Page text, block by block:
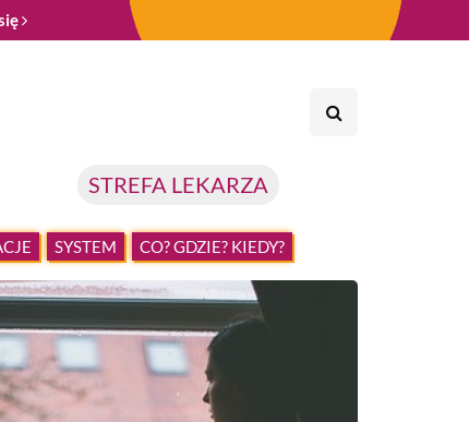
STREFA LEKARZA
SYSTEM CO? GDZIE? KIEDY?